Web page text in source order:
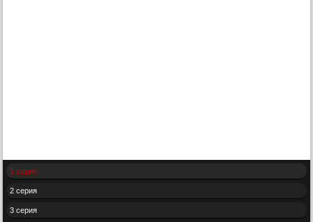
1 серия
2 серия
3 серия